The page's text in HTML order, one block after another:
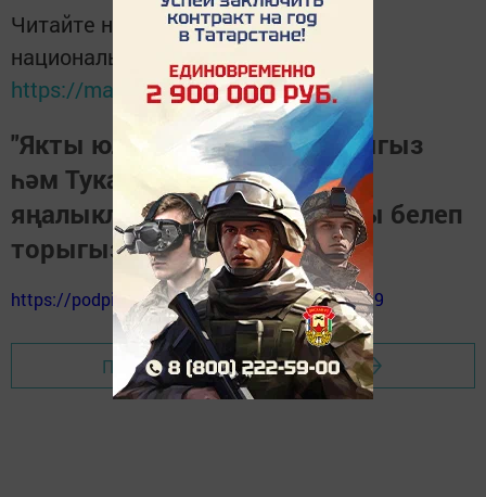
Читайте новости Татарстана в
национальном мессенджере MАХ:
https://max.ru/tatmedia
"Якты юл" газетасына язылыгыз
һәм Тукай районындагы
яңалыкларны, вакыйгаларны белеп
торыгыз
https://podpiska.pochta.ru/press/%D0%9F9499
Перейти на страницу новости